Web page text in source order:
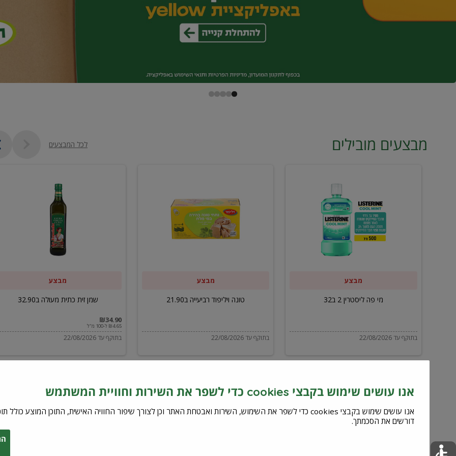
מבצעים מובילים לכל המבצעים
ליסטרין
מבצע
מי פה ליסטרין 2 ב32
בתוקף עד 22/08/2026
ויליפוד
רביעייה
מבצע
טונה ויליפוד רביעייה ב21.90
בתוקף עד 22/08/2026
מבצע
שמן זית כתית מעולה ב32.90
₪34.90
₪4.65 ל-100 מ"ל
בתוקף עד 22/08/2026
אנו עושים שימוש בקבצי cookies כדי לשפר את השירות וחוויית המשתמש
דורשים את הסכמתך.